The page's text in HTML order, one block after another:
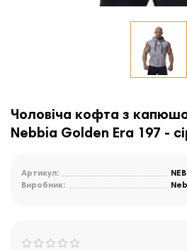
Чоловіча кофта з
Nebbia Golden Era 197 -
Артикул:
Виробник: